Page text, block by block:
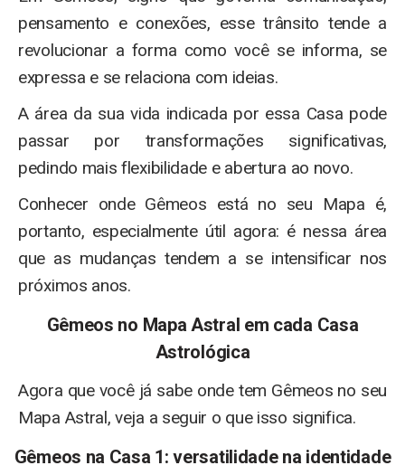
pensamento e conexões, esse trânsito tende a
revolucionar a forma como você se informa, se
expressa e se relaciona com ideias.
A área da sua vida indicada por essa Casa pode
passar por transformações significativas,
pedindo mais flexibilidade e abertura ao novo.
Conhecer onde Gêmeos está no seu Mapa é,
portanto, especialmente útil agora: é nessa área
que as mudanças tendem a se intensificar nos
próximos anos.
Gêmeos no Mapa Astral em cada Casa
Astrológica
Agora que você já sabe onde tem Gêmeos no seu
Mapa Astral, veja a seguir o que isso significa.
Gêmeos na Casa 1: versatilidade na identidade